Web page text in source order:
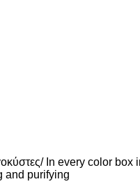
In every color
and purifying